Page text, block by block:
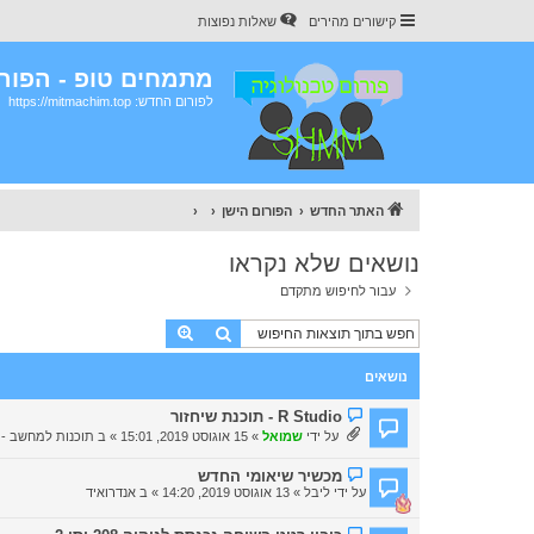
קישורים מהירים שאלות נפוצות
מתמחים טופ -
לפורום החדש: https://mitmachim.top
האתר החדש הפורום הישן
נושאים שלא נקראו
עבור לחיפוש מתקדם
חיפוש
נושאים
ה
ה
ח
ד
R Studio - תוכנת שיחזור
על ידי שמואל » 15 אוגוסט 2019, 15:01 » ב תוכנות למחשב - Yaron's team
ה
ו
ד
ה
מכשיר שיאומי החדש
על ידי ליבל » 13 אוגוסט 2019, 14:20 » ב אנדרואיד
ה